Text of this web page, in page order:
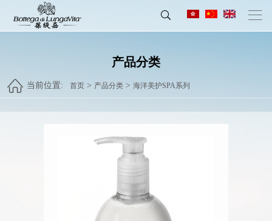
产品分类
当前位置: 首页 > 产品分类 >海洋美护SPA系列